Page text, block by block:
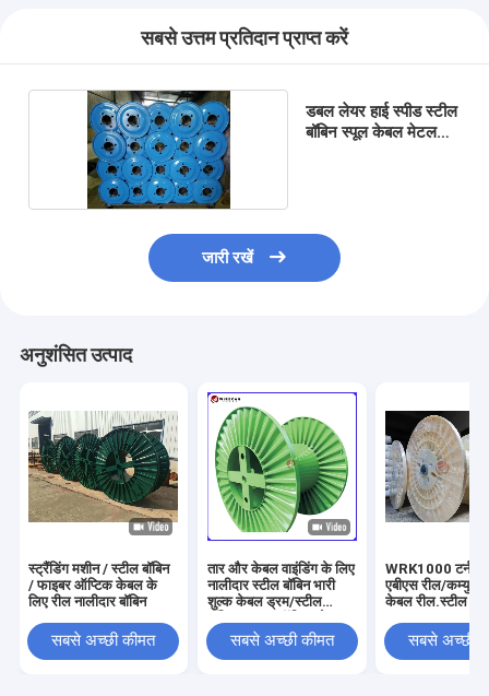
सबसे उत्तम प्रतिदान प्राप्त करें
डबल लेयर हाई स्पीड स्टील
बॉबिन स्पूल केबल मेटल
जारी रखें
अनुशंसित उत्पाद
स्ट्रैंडिंग मशीन / स्टील बॉबिन
/ फाइबर ऑप्टिक केबल के
लिए रील नालीदार बॉबिन
सबसे अच्छी कीमत
तार और केबल वाइंडिंग के लिए
नालीदार स्टील बॉबिन भारी
शुल्क केबल ड्रम/स्टील
सबसे अच्छी कीमत
WRK1000
एबीएस रील/
केबल रील.स्टील
सबसे अच्छी